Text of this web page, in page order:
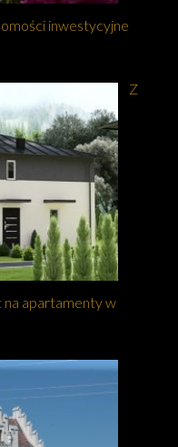
inwestycyjne
Z
na apartamenty w